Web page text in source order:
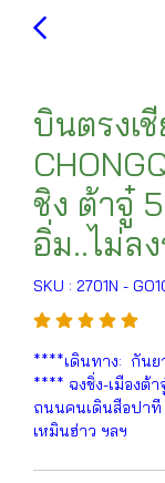
บินตรงเ
ชิง ต้าจู๋
อิ่ม..ไม่ล
SKU : 2701N -
****เดินทาง: กันย
**** ฉงชิ่ง-เมืองต้
ถนนคนเดินสือปาที
เหมินฮ่าว ฯลฯ